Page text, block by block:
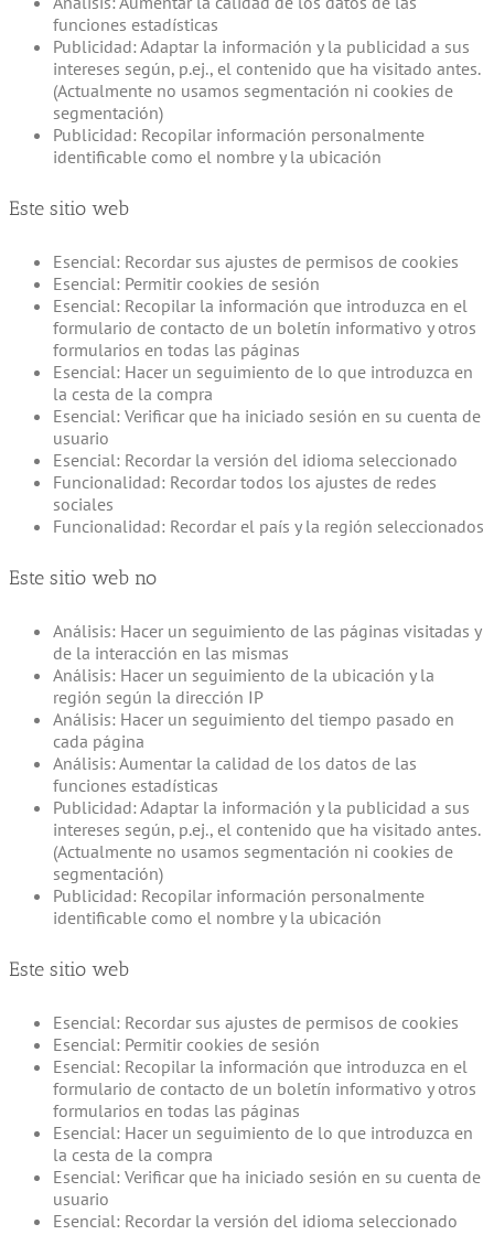
funciones estadísticas
Publicidad: Adaptar la información y la publicidad a sus
intereses según, p.ej., el contenido que ha visitado antes.
(Actualmente no usamos segmentación ni cookies de
segmentación)
Publicidad: Recopilar información personalmente
identificable como el nombre y la ubicación
Este sitio web
Esencial: Recordar sus ajustes de permisos de cookies
Esencial: Permitir cookies de sesión
Esencial: Recopilar la información que introduzca en el
formulario de contacto de un boletín informativo y otros
formularios en todas las páginas
Esencial: Hacer un seguimiento de lo que introduzca en
la cesta de la compra
Esencial: Verificar que ha iniciado sesión en su cuenta de
usuario
Esencial: Recordar la versión del idioma seleccionado
Funcionalidad: Recordar todos los ajustes de redes
sociales
Funcionalidad: Recordar el país y la región seleccionados
Este sitio web no
Análisis: Hacer un seguimiento de las páginas visitadas y
de la interacción en las mismas
Análisis: Hacer un seguimiento de la ubicación y la
región según la dirección IP
Análisis: Hacer un seguimiento del tiempo pasado en
cada página
Análisis: Aumentar la calidad de los datos de las
funciones estadísticas
Publicidad: Adaptar la información y la publicidad a sus
intereses según, p.ej., el contenido que ha visitado antes.
(Actualmente no usamos segmentación ni cookies de
segmentación)
Publicidad: Recopilar información personalmente
identificable como el nombre y la ubicación
Este sitio web
Esencial: Recordar sus ajustes de permisos de cookies
Esencial: Permitir cookies de sesión
Esencial: Recopilar la información que introduzca en el
formulario de contacto de un boletín informativo y otros
formularios en todas las páginas
Esencial: Hacer un seguimiento de lo que introduzca en
la cesta de la compra
Esencial: Verificar que ha iniciado sesión en su cuenta de
usuario
Esencial: Recordar la versión del idioma seleccionado